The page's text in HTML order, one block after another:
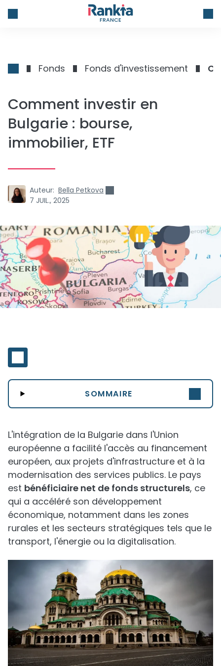
FRANCE
Fonds Fonds d'investissement
Comment investir en
Bulgarie : bourse,
immobilier, ETF
Auteur: Bella Petkova
7 JUIL., 2025
SOMMAIRE
L'intégration de la Bulgarie dans l'Union
européenne a facilité l'accès au financement
européen, aux projets d'infrastructure et à la
modernisation des services publics. Le pays
est bénéficiaire net de fonds structurels, ce
qui a accéléré son développement
économique, notamment dans les zones
rurales et les secteurs stratégiques tels que le
transport, l'énergie ou la digitalisation.